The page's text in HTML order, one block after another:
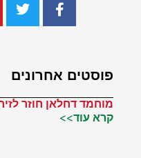
פוסטים אחרונים
מוחמד דחלאן חוזר
קרא עוד>>